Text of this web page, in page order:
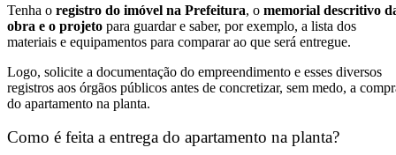
Tenha o registro do imóvel na Prefeitura, o memorial descritivo
obra e o projeto para guardar e saber, por exemplo, a lista dos
materiais e equipamentos para comparar ao que será entregue.
Logo, solicite a documentação do empreendimento e esses diversos
registros aos órgãos públicos antes de concretizar, sem medo, a
do apartamento na planta.
Como é feita a entrega do apartamento na planta?